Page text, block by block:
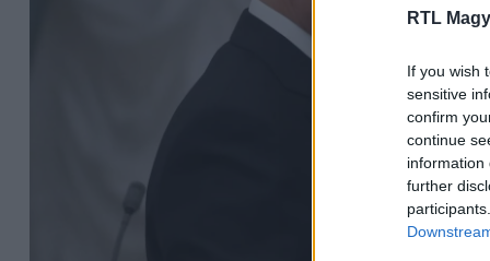
RTL
If you wish
sensitive
confirm
continue
information
further